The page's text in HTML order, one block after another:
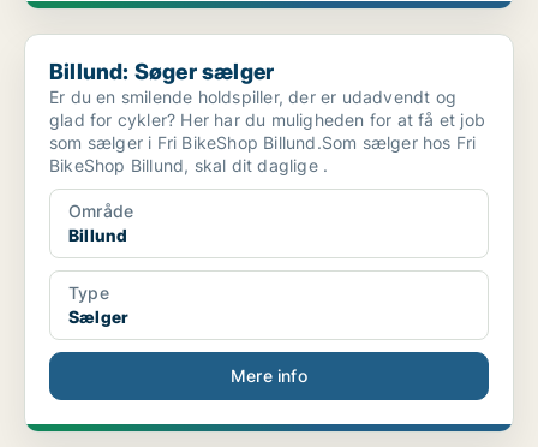
Billund: Søger sælger
Billund: Søger sælger
Er du en smilende holdspiller, der er udadvendt og
glad for cykler? Her har du muligheden for at få et job
som sælger i Fri BikeShop Billund.Som sælger hos Fri
BikeShop Billund, skal dit daglige .
Område
Billund
Type
Sælger
Mere info